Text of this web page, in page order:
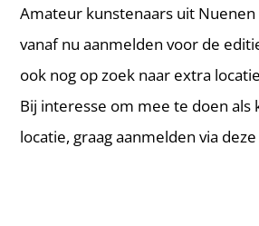
Amateur kunstenaars uit Nuenen
vanaf nu aanmelden voor de
ook nog op zoek naar extra
Bij interesse om mee te doen als
locatie, graag aanmelden via